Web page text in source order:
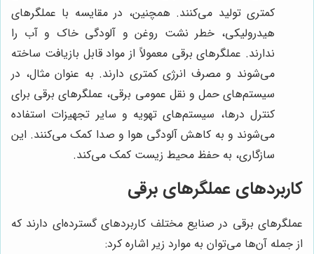
کمتری تولید می‌کنند. همچنین، در مقایسه با عملگرهای
هیدرولیکی، خطر نشت روغن و آلودگی خاک و آب را
ندارند. عملگرهای برقی معمولاً از مواد قابل بازیافت ساخته
می‌شوند و مصرف انرژی کمتری دارند. به عنوان مثال، در
سیستم‌های حمل و نقل عمومی برقی، عملگرهای برقی برای
کنترل درها، سیستم‌های تهویه و سایر تجهیزات استفاده
می‌شوند و به کاهش آلودگی هوا و صدا کمک می‌کنند. این
سازگاری، به حفظ محیط زیست کمک می‌کند.
کاربردهای عملگرهای برقی
عملگرهای برقی در صنایع مختلف کاربردهای گسترده‌ای دارند که
از جمله آن‌ها می‌توان به موارد زیر اشاره کرد: